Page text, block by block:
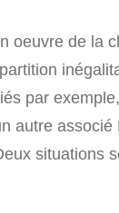
oeuvre de la
par
autre associé
situations